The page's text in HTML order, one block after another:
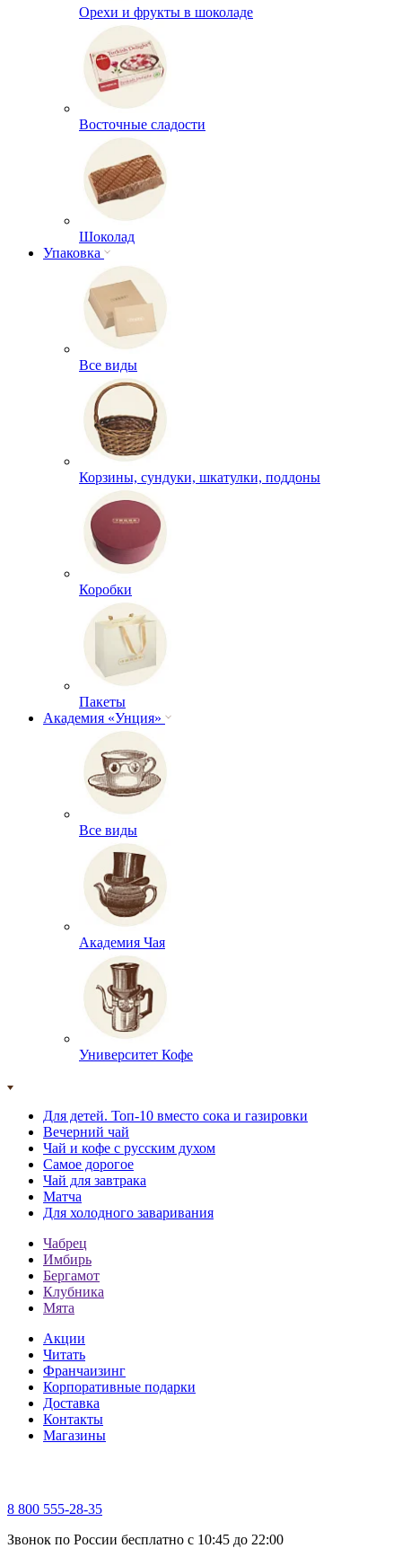
Орехи и фрукты в шоколаде
Восточные сладости
Шоколад
Упаковка
Все виды
Корзины, сундуки, шкатулки, поддоны
Коробки
Пакеты
Академия «Унция»
Все виды
Академия Чая
Университет Кофе
Для детей. Топ-10 вместо сока и газировки
Вечерний чай
Чай и кофе с русским духом
Самое дорогое
Чай для завтрака
Матча
Для холодного заваривания
Чабрец
Имбирь
Бергамот
Клубника
Мята
Акции
Читать
Франчаизинг
Корпоративные подарки
Доставка
Контакты
Магазины
8 800 555-28-35
Звонок по России бесплатно c 10:45 до 22:00